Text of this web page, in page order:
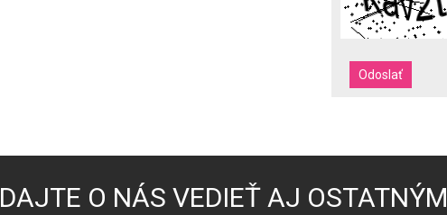
DAJTE O NÁS VEDIEŤ AJ OSTATNÝM